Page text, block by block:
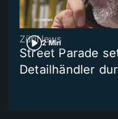
2 Min
ZüriNews
Street Parade
Detailhändler